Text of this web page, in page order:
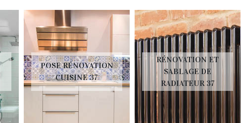
POSE RÉNOVATION
CUISINE 37
RÉNOVATION ET
SABLAGE DE
RADIATEUR 37